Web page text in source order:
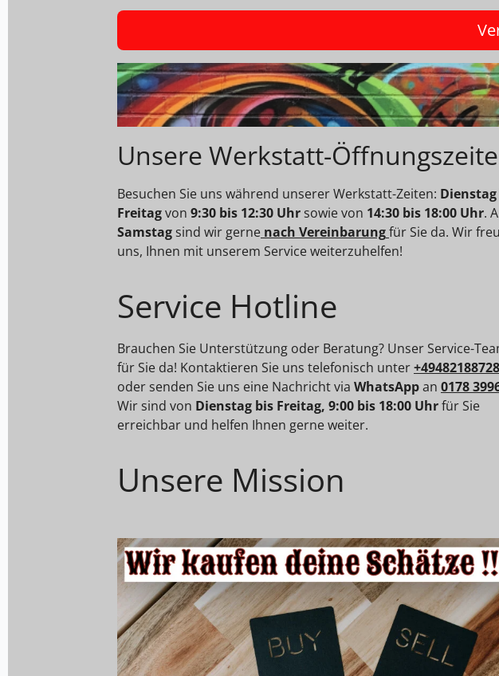
Unsere Werkstatt-
Besuchen Sie uns während unserer Werkstatt-Zeiten:
Freitagvon 9:30 bis 12:30 Uhr sowie von 14:30 bis 18:00 Uhr.
Samstag sind wir gerne nach Vereinbarungfür Sie da. Wir
uns, Ihnen mit unserem Service weiterzuhelfen!
Service Hotline
Brauchen Sie Unterstützung oder Beratung? Unser Service-
für Sie da! Kontaktieren Sie uns telefonisch unter
oder senden Sie uns eine Nachricht via WhatsAppan 0178
Wir sind von Dienstag bis Freitag, 9:00 bis 18:00 Uhrfür Sie
erreichbar und helfen Ihnen gerne weiter.
Unsere Mission